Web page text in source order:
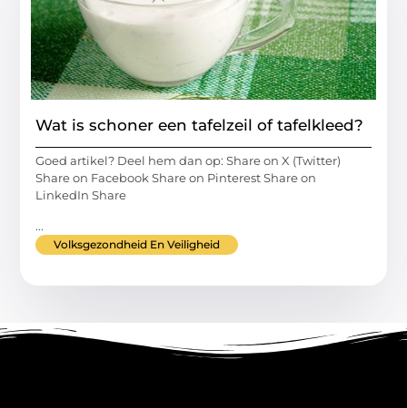
Wat is schoner een tafelzeil of tafelkleed?
Goed artikel? Deel hem dan op: Share on X (Twitter)
Share on Facebook Share on Pinterest Share on
LinkedIn Share
...
Volksgezondheid En Veiligheid